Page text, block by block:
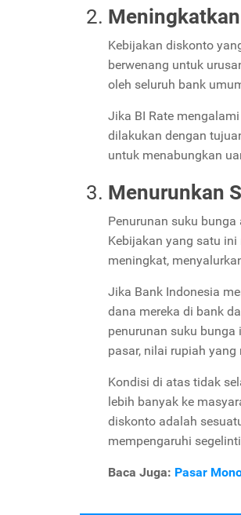
Kebijakan diskonto
berwenang untuk
oleh seluruh bank
Jika BI Rate
dilakukan dengan
untuk menabungkan
Menurunkan
Penurunan suku
Kebijakan yang satu
meningkat,
Jika Bank Indonesia
dana mereka di bank
penurunan suku
pasar, nilai rupiah
Kondisi di atas tidak
lebih banyak ke
diskonto adalah
mempengaruhi
Baca Juga: Pasar